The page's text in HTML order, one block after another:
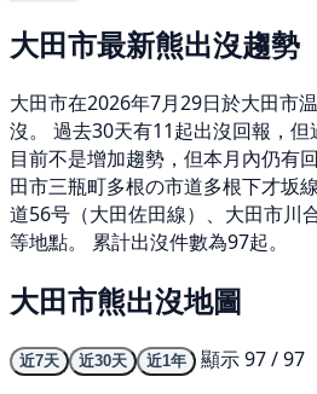
大田市最新熊出沒趨勢
大田市在2026年7月29日於大田市
沒。 過去30天有11起出沒回報，但
目前不是增加趨勢，但本月內仍有
田市三瓶町多根の市道多根下才坂
道56号（大田佐田線）、大田市川
等地點。 累計出沒件數為97起。
大田市熊出沒地圖
近7天 近30天 近1年
顯示 97 / 97